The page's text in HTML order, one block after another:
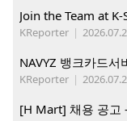
Join the Team at
KReporter |
NAVYZ 뱅크카드
KReporter |
[H Mart] 채용 공고